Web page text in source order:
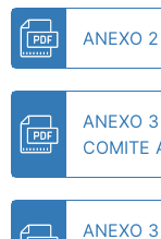
ANEXO
ANEXO
COMITE
ANEXO